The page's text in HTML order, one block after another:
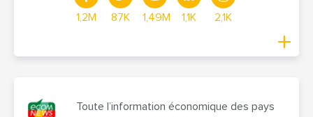
1,2M 87K 1,49M 1,1K 2,1K
Toute l’information économique des pays